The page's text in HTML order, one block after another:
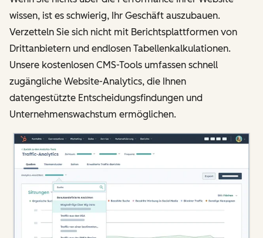
wissen, ist es schwierig, Ihr Geschäft auszubauen.
Verzetteln Sie sich nicht mit Berichtsplattformen von
Drittanbietern und endlosen Tabellenkalkulationen.
Unsere kostenlosen CMS-Tools umfassen schnell
zugängliche Website-Analytics, die Ihnen
datengestützte Entscheidungsfindungen und
Unternehmenswachstum ermöglichen.